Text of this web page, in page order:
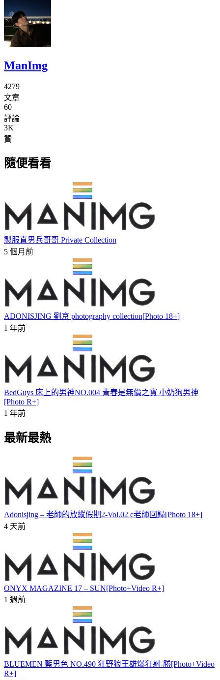
ManImg
4279
文章
60
評論
3K
贊
隨便看看
製服直男兵哥哥 Private Collection
5 個月前
ADONISJING 劉京 photography collection[Photo 18+]
1 年前
BedGuys 床上的男神NO.004 青春是無價之寶 小奶狗男神
[Photo R+]
1 年前
最新最熱
Adonisjing – 老師的放縱假期2-Vol.02 c老師回歸[Photo 18+]
4 天前
ONYX MAGAZINE 17 – SUN[Photo+Video R+]
1 週前
BLUEMEN 藍男色 NO.490 狂野狼王雄爆狂射-勝[Photo+Video
R+]